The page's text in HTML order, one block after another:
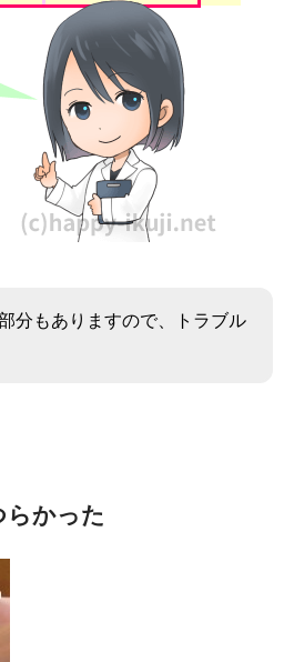
分もありますので、トラブル
かった